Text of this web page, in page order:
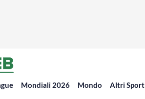
Mondiali 2026 Mondo Altri Sport